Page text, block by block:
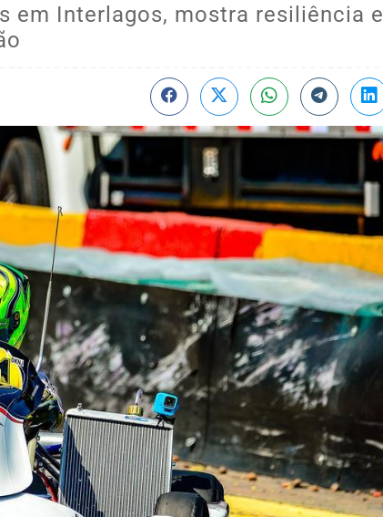
em Interlagos, mostra resiliência e